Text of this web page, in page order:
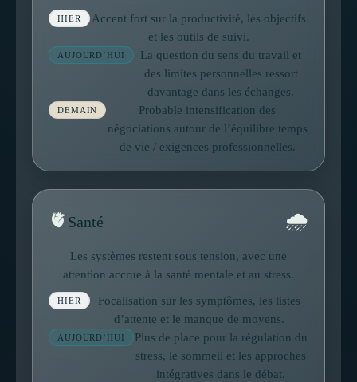
HIER
Accent fort sur la productivité, les objectifs
et les outils de suivi.
AUJOURD’HUI
La question du sens du travail et
des limites personnelles ressort
davantage dans les échanges.
DEMAIN
Probable intensification des
négociations autour de l’équilibre temps
de vie / exigences professionnelles.
🫀 Santé 🌧
Les systèmes restent sous tension, avec une
attention accrue à la santé mentale et au stress.
HIER
Focalisation sur les symptômes, les listes
d’attente et le manque de moyens.
AUJOURD’HUI
Plus de place pour la régulation du
stress, le sommeil et les approches
intégratives dans le débat.